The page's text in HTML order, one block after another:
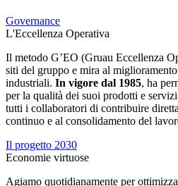
Governance
L'Eccellenza Operativa
Il metodo G’EO (Gruau Eccellenza
siti del gruppo e mira al
industriali. In vigore dal 1985, ha
per la qualità dei suoi prodotti e
tutti i collaboratori di contribuire
continuo e al consolidamento del
Il progetto 2030
Economie virtuose
Agiamo quotidianamente per